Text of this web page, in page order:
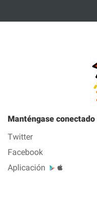
Manténgase conectado
Twitter
Facebook
Aplicación